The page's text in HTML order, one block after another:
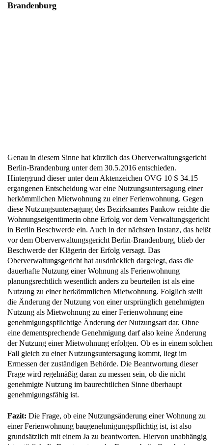
Brandenburg
Genau in diesem Sinne hat kürzlich das Oberverwaltungsgericht
Berlin-Brandenburg unter dem 30.5.2016 entschieden.
Hintergrund dieser unter dem Aktenzeichen OVG 10 S 34.15
ergangenen Entscheidung war eine Nutzungsuntersagung einer
herkömmlichen Mietwohnung zu einer Ferienwohnung. Gegen
diese Nutzungsuntersagung des Bezirksamtes Pankow reichte die
Wohnungseigentümerin ohne Erfolg vor dem Verwaltungsgericht
in Berlin Beschwerde ein. Auch in der nächsten Instanz, das heißt
vor dem Oberverwaltungsgericht Berlin-Brandenburg, blieb der
Beschwerde der Klägerin der Erfolg versagt. Das
Oberverwaltungsgericht hat ausdrücklich dargelegt, dass die
dauerhafte Nutzung einer Wohnung als Ferienwohnung
planungsrechtlich wesentlich anders zu beurteilen ist als eine
Nutzung zu einer herkömmlichen Mietwohnung. Folglich stellt
die Änderung der Nutzung von einer ursprünglich genehmigten
Nutzung als Mietwohnung zu einer Ferienwohnung eine
genehmigungspflichtige Änderung der Nutzungsart dar. Ohne
eine dementsprechende Genehmigung darf also keine Änderung
der Nutzung einer Mietwohnung erfolgen. Ob es in einem solchen
Fall gleich zu einer Nutzungsuntersagung kommt, liegt im
Ermessen der zuständigen Behörde. Die Beantwortung dieser
Frage wird regelmäßig daran zu messen sein, ob die nicht
genehmigte Nutzung im baurechtlichen Sinne überhaupt
genehmigungsfähig ist.
Fazit: Die Frage, ob eine Nutzungsänderung einer Wohnung zu
einer Ferienwohnung baugenehmigungspflichtig ist, ist also
grundsätzlich mit einem Ja zu beantworten. Hiervon unabhängig